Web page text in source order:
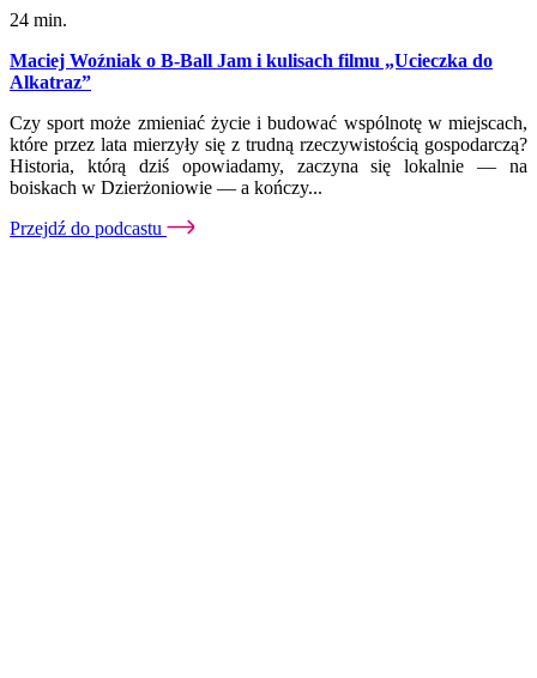
24 min.
Maciej Woźniak o B-Ball Jam i kulisach filmu „Ucieczka do
Alkatraz”
Czy sport może zmieniać życie i budować wspólnotę w miejscach,
które przez lata mierzyły się z trudną rzeczywistością gospodarczą?
Historia, którą dziś opowiadamy, zaczyna się lokalnie — na
boiskach w Dzierżoniowie — a kończy...
Przejdź do podcastu